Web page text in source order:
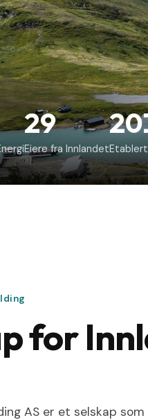
29
Eiere fra InnlandetEtablert
for
AS er et selskap